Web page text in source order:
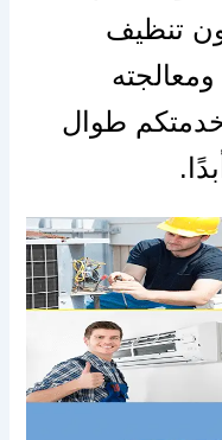
تنظيف
طوال